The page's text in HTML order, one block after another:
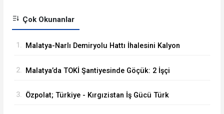
Çok Okunanlar
1. Malatya-Narlı Demiryolu Hattı İhalesini Kalyon
2. Malatya’da TOKİ Şantiyesinde Göçük: 2 İşçi
3. Özpolat; Türkiye - Kırgızistan İş Gücü Türk